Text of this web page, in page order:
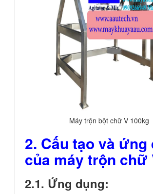
Máy trộn bột chữ V 100kg
2. Cấu tạo và ứng
của máy trộn chữ
2.1. Ứng dụng: